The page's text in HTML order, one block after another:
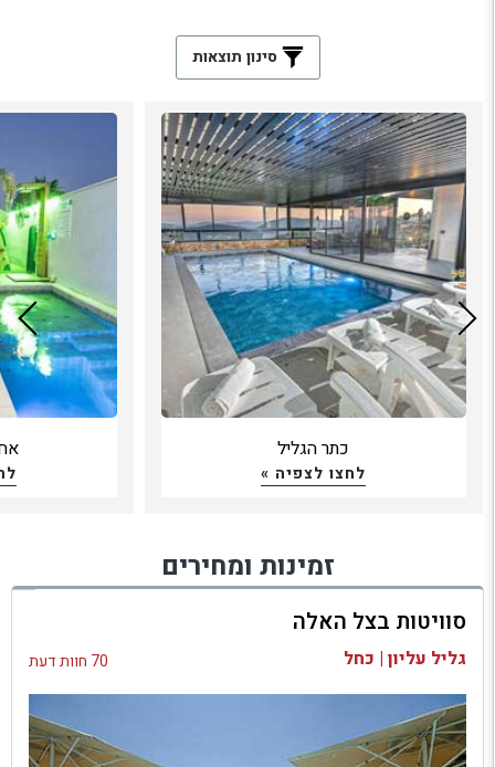
סינון תוצאות
כתר הגליל
לחצו לצפיה »
זמינות ומחירים
סוויטות בצל האלה
גליל עליון | כחל 70 חוות דעת